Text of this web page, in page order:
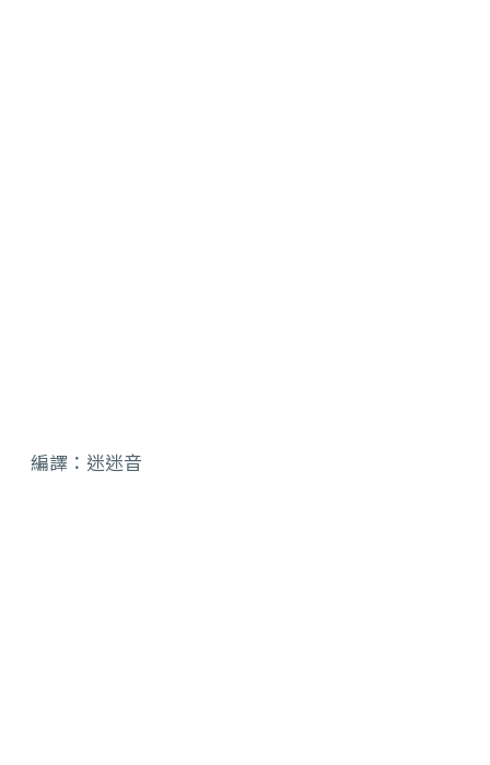
編譯：迷迷音